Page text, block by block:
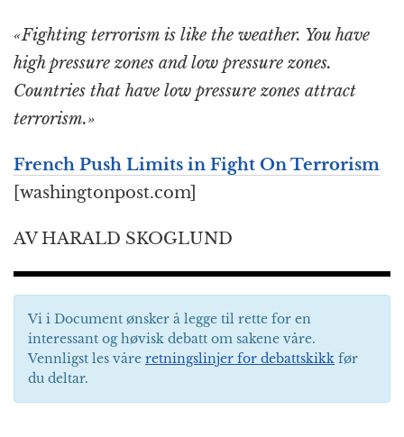
«Fighting terrorism is like the weather. You have
high pressure zones and low pressure zones.
Countries that have low pressure zones attract
terrorism.»
French Push Limits in Fight On Terrorism
[washingtonpost.com]
AV HARALD SKOGLUND
Vi i Document ønsker å legge til rette for en
interessant og høvisk debatt om sakene våre.
Vennligst les våre retningslinjer for debattskikk før
du deltar.